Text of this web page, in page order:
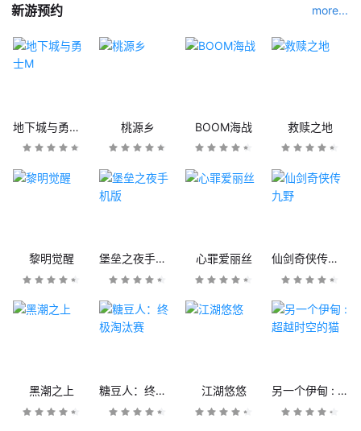
新游预约 more...
地下城与勇士M 桃源乡 BOOM海战 救赎之地
黎明觉醒 堡垒之夜手机版 心罪爱丽丝 仙剑奇侠传九野
黑潮之上 糖豆人：终极淘汰赛 江湖悠悠 另一个伊甸 : 超越时空的猫